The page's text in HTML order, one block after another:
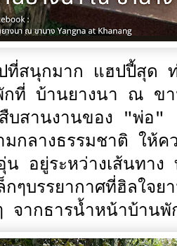
ที่สนุกมาก แฮปปี้สุด
กที่ บ้านยางนา ณ ข
บสานงานของ "พ่อ"
มกลางธรรมชาติ ให้
น อยู่ระหว่างเส้นท
ๆบรรยากาศที่ฮิลใจ
จากธารน้ำหน้าบ้านพั